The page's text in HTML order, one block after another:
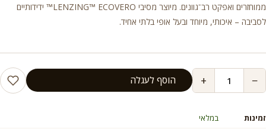
ממוחזרים ואפקט רב־גוונים. מיוצר מסיבי LENZING™ ECOVERO™ ידידותיים
לסביבה – איכותי, מיוחד ובעל אופי בלתי אחיד.
−
+ הוסף לעגלה
זמינות
במלאי